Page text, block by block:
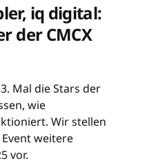
iq digital:
der CMCX
Mal die Stars der
wie
Wir stellen
weitere
vor.